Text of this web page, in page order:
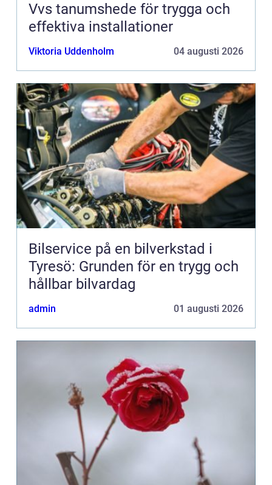
Vvs tanumshede för trygga och
effektiva installationer
Viktoria Uddenholm 04 augusti 2026
Bilservice på en bilverkstad i
Tyresö: Grunden för en trygg och
hållbar bilvardag
admin 01 augusti 2026